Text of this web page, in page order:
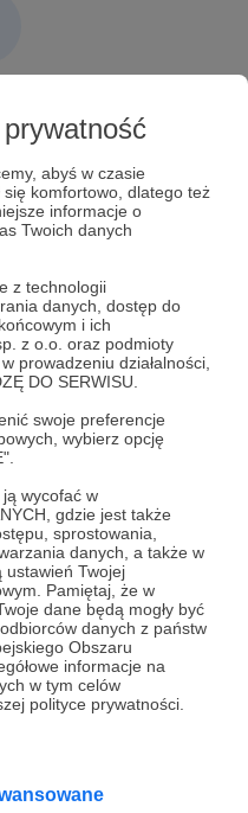
abyś w czasie
się komfortowo, dlatego też
informacje o
Twoich danych
z technologii
danych, dostęp do
i ich
z o.o. oraz podmioty
prowadzeniu działalności,
DO SERWISU.
swoje preferencje
wybierz opcję
wycofać w
gdzie jest także
sprostowania,
danych, a także w
ustawień Twojej
Pamiętaj, że w
dane będą mogły być
danych z państw
Obszaru
informacje na
w tym celów
polityce prywatności.
być zalogowany
Angielski
autora